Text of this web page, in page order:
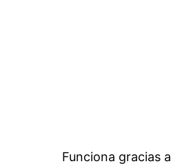
Funciona gracias a